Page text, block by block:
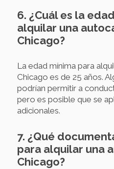
6. ¿Cuál es la
alquilar una
Chicago?
La edad mínima para
Chicago es de 25 años.
podrían permitir a
pero es posible que se
adicionales.
7. ¿Qué
para alquilar una
Chicago?